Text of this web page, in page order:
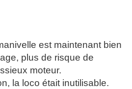
est maintenant bien
plus de risque de
moteur.
la loco était inutilisable.